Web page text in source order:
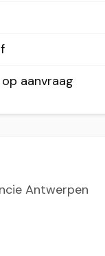
aanvraag
Antwerpen